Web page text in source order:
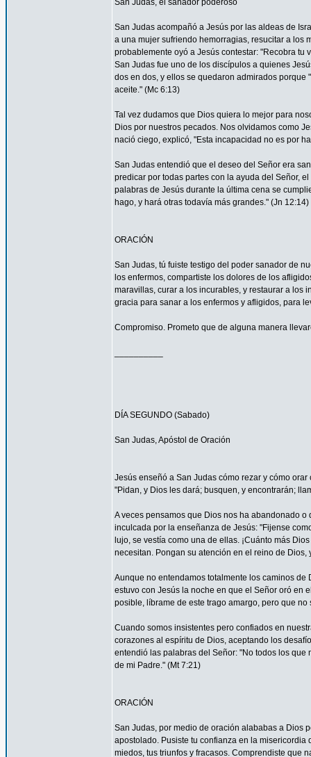
San Judas, el sanador poderoso
San Judas acompañó a Jesús por las aldeas de
a una mujer sufriendo hemorragias, resucitar a los
probablemente oyó a Jesús contestar: "Recobra tu
San Judas fue uno de los discípulos a quienes
dos en dos, y ellos se quedaron admirados
aceite." (Mc 6:13)
Tal vez dudamos que Dios quiera lo mejor para
Dios por nuestros pecados. Nos olvidamos como
nació ciego, explicó, "Esta incapacidad no es por
San Judas entendió que el deseo del Señor era
predicar por todas partes con la ayuda del Señor,
palabras de Jesús durante la última cena se
hago, y hará otras todavía más grandes." (Jn 12:14)
ORACIÓN
San Judas, tú fuiste testigo del poder sanador de
los enfermos, compartiste los dolores de los
maravillas, curar a los incurables, y restaurar a los
gracia para sanar a los enfermos y afligidos, para
Compromiso. Prometo que de alguna manera
DÍA SEGUNDO (Sabado)
San Judas, Apóstol de Oración
Jesús enseñó a San Judas cómo rezar y cómo
"Pidan, y Dios les dará; busquen, y encontrarán;
A veces pensamos que Dios nos ha abandonado
inculcada por la enseñanza de Jesús: "Fijense
lujo, se vestía como una de ellas. ¡Cuánto más
necesitan. Pongan su atención en el reino de
Aunque no entendamos totalmente los caminos
estuvo con Jesús la noche en que el Señor oró en
posible, líbrame de este trago amargo, pero que
Cuando somos insistentes pero confiados en
corazones al espíritu de Dios, aceptando los
entendió las palabras del Señor: "No todos los
de mi Padre." (Mt 7:21)
ORACIÓN
San Judas, por medio de oración alababas a Dios
apostolado. Pusiste tu confianza en la
miedos, tus triunfos y fracasos. Comprendiste que